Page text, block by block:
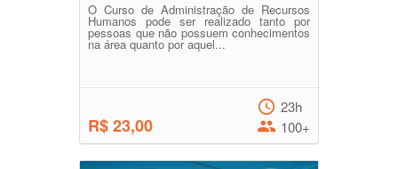
O Curso de Administração de Recursos
Humanos pode ser realizado tanto por
pessoas que não possuem conhecimentos
na área quanto por aquel...
R$ 23,00
23h
100+